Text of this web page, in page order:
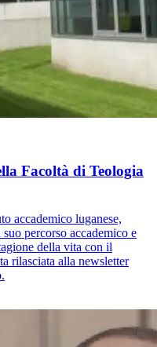
Facoltà di Teologia
accademico luganese,
percorso accademico e
della vita con il
rilasciata alla newsletter